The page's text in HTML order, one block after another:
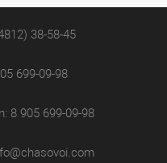
38-58-45
699-09-98
8 905 699-09-98